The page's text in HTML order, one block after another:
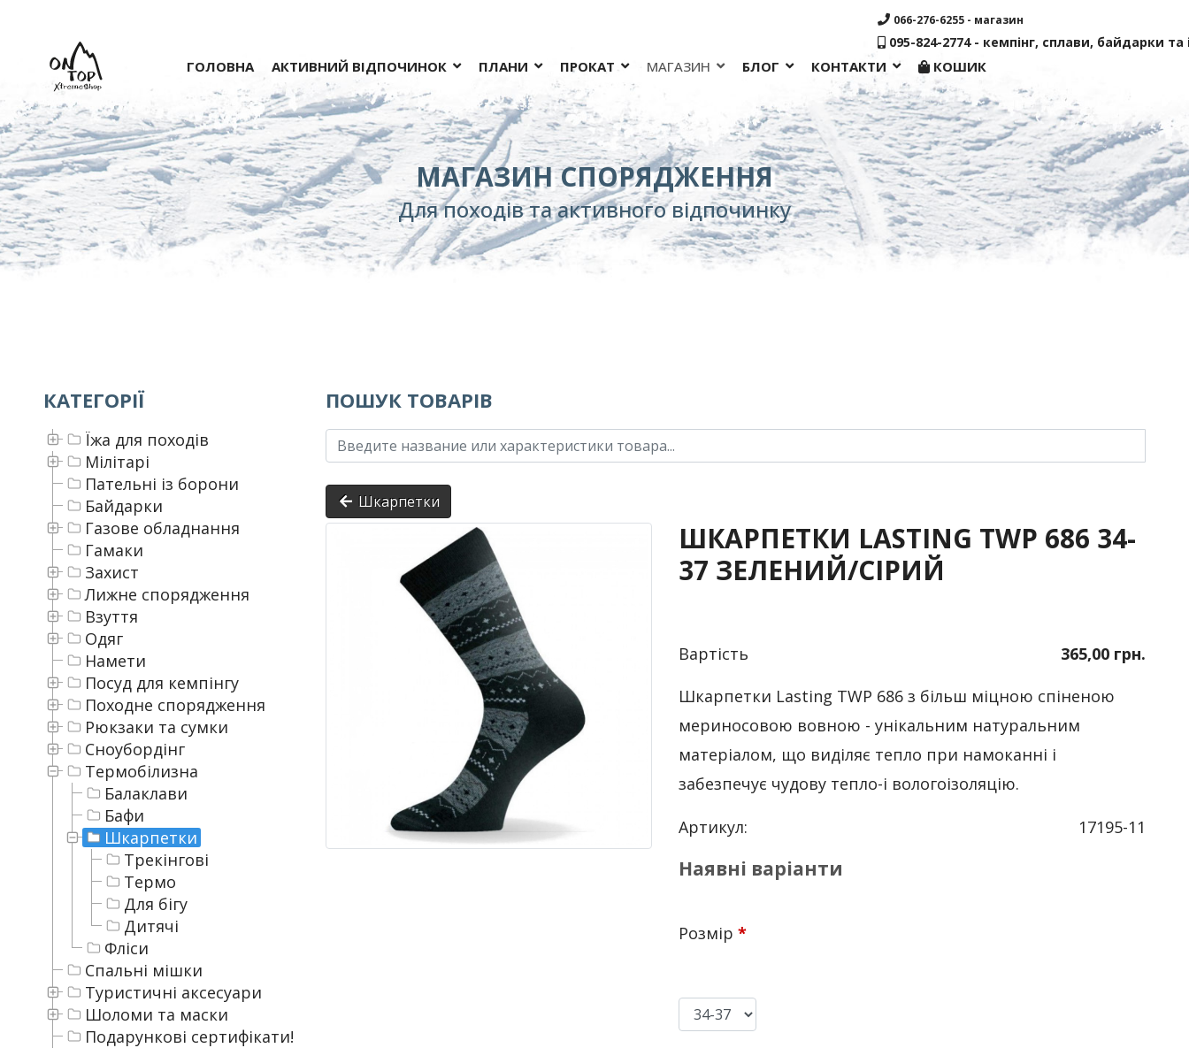
ГОЛОВНА АКТИВНИЙ ВІДПОЧИНОК ПЛАНИ ПРОКАТ МАГАЗИН БЛОГ КОНТАКТИ КОШИК
066-276-6255 - магазин
095-824-2774 - кемпінг, сплави, байдарки та
МАГАЗИН СПОРЯДЖЕННЯ
Для походів та активного відпочинку
КАТЕГОРІЇ
Подарункові сертифікати!
Шоломи та маски
Туристичні аксесуари
Спальні мішки
Термобілизна
Балаклави
Бафи
Шкарпетки
Трекінгові
Термо
Для бігу
Дитячі
Фліси
Сноубордінг
Рюкзаки та сумки
Походне спорядження
Посуд для кемпінгу
Намети
Одяг
Взуття
Лижне спорядження
Захист
Гамаки
Газове обладнання
Байдарки
Пательні із борони
Мілітарі
Їжа для походів
ПОШУК ТОВАРІВ
Шкарпетки
ШКАРПЕТКИ LASTING TWP 686 34-
37 ЗЕЛЕНИЙ/СІРИЙ
Вартість
365,00 грн.
Шкарпетки Lasting TWP 686 з більш міцною спіненою
мериносовою вовною - унікальним натуральним
матеріалом, що виділяє тепло при намоканні і
забезпечує чудову тепло-і вологоізоляцію.
Артикул: 17195-11
Наявні варіанти
Розмір *